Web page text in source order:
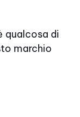
qualcosa di
marchio